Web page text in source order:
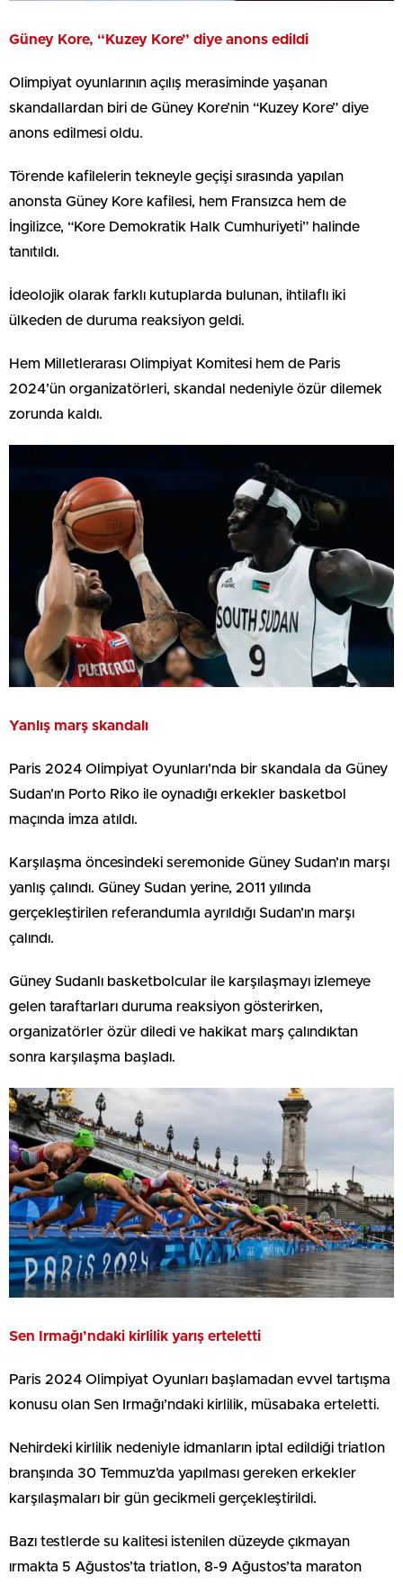
Güney Kore, “Kuzey Kore” diye anons edildi
Olimpiyat oyunlarının açılış merasiminde yaşanan
skandallardan biri de Güney Kore’nin “Kuzey Kore” diye
anons edilmesi oldu.
Törende kafilelerin tekneyle geçişi sırasında yapılan
anonsta Güney Kore kafilesi, hem Fransızca hem de
İngilizce, “Kore Demokratik Halk Cumhuriyeti” halinde
tanıtıldı.
İdeolojik olarak farklı kutuplarda bulunan, ihtilaflı iki
ülkeden de duruma reaksiyon geldi.
Hem Milletlerarası Olimpiyat Komitesi hem de Paris
2024’ün organizatörleri, skandal nedeniyle özür dilemek
zorunda kaldı.
Yanlış marş skandalı
Paris 2024 Olimpiyat Oyunları’nda bir skandala da Güney
Sudan’ın Porto Riko ile oynadığı erkekler basketbol
maçında imza atıldı.
Karşılaşma öncesindeki seremonide Güney Sudan’ın marşı
yanlış çalındı. Güney Sudan yerine, 2011 yılında
gerçekleştirilen referandumla ayrıldığı Sudan’ın marşı
çalındı.
Güney Sudanlı basketbolcular ile karşılaşmayı izlemeye
gelen taraftarları duruma reaksiyon gösterirken,
organizatörler özür diledi ve hakikat marş çalındıktan
sonra karşılaşma başladı.
Sen Irmağı’ndaki kirlilik yarış erteletti
Paris 2024 Olimpiyat Oyunları başlamadan evvel tartışma
konusu olan Sen Irmağı’ndaki kirlilik, müsabaka erteletti.
Nehirdeki kirlilik nedeniyle idmanların iptal edildiği triatlon
branşında 30 Temmuz’da yapılması gereken erkekler
karşılaşmaları bir gün gecikmeli gerçekleştirildi.
Bazı testlerde su kalitesi istenilen düzeyde çıkmayan
ırmakta 5 Ağustos’ta triatlon, 8-9 Ağustos’ta maraton